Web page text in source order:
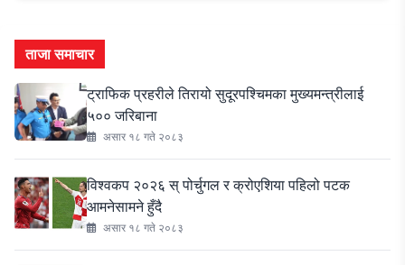
ताजा समाचार
ट्राफिक प्रहरीले तिरायो सुदूरपश्चिमका मुख्यमन्त्रीलाई
५०० जरिबाना
असार १८ गते २०८३
विश्वकप २०२६ स् पोर्चुगल र क्रोएशिया पहिलो पटक
आमनेसामने हुँदै
असार १८ गते २०८३